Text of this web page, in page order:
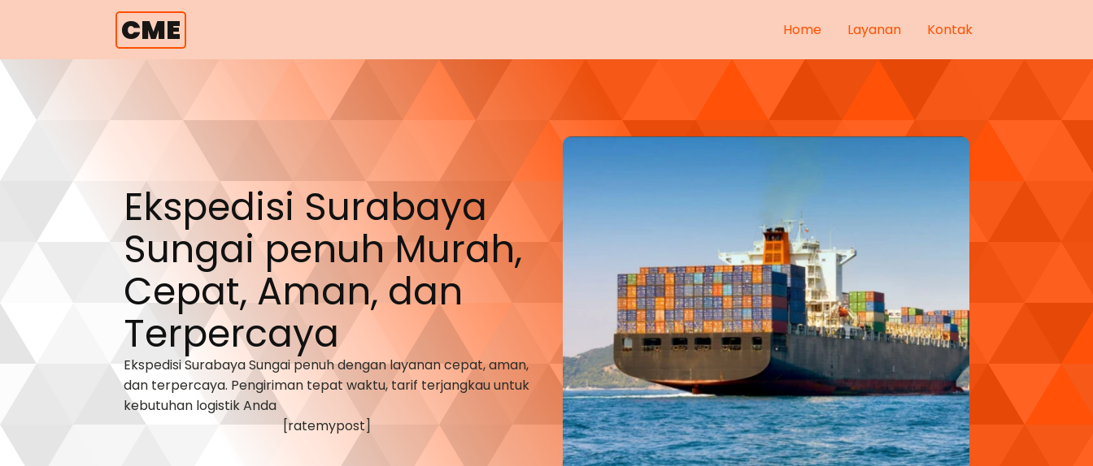
CME Home Layanan Kontak
Ekspedisi Surabaya
Sungai penuhMurah,
Cepat, Aman, dan
Terpercaya
Ekspedisi SurabayaSungai penuhdengan layanan cepat, aman,
dan terpercaya. Pengiriman tepat waktu, tarif terjangkau untuk
kebutuhan logistik Anda
[ratemypost]